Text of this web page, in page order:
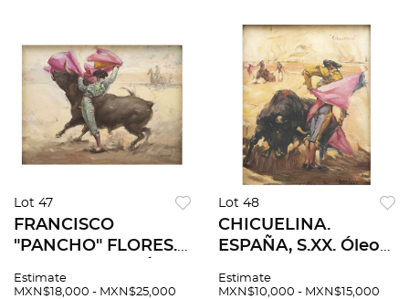
Lot 47
FRANCISCO
"PANCHO" FLORES.
sobre tela. Firmado
Estimate
MXN$18,000 - MXN$25,000
Lot 48
CHICUELINA.
ESPAÑA, S.XX. Óleo
"C Ruano Llopis". 43
Estimate
MXN$10,000 - MXN$15,000